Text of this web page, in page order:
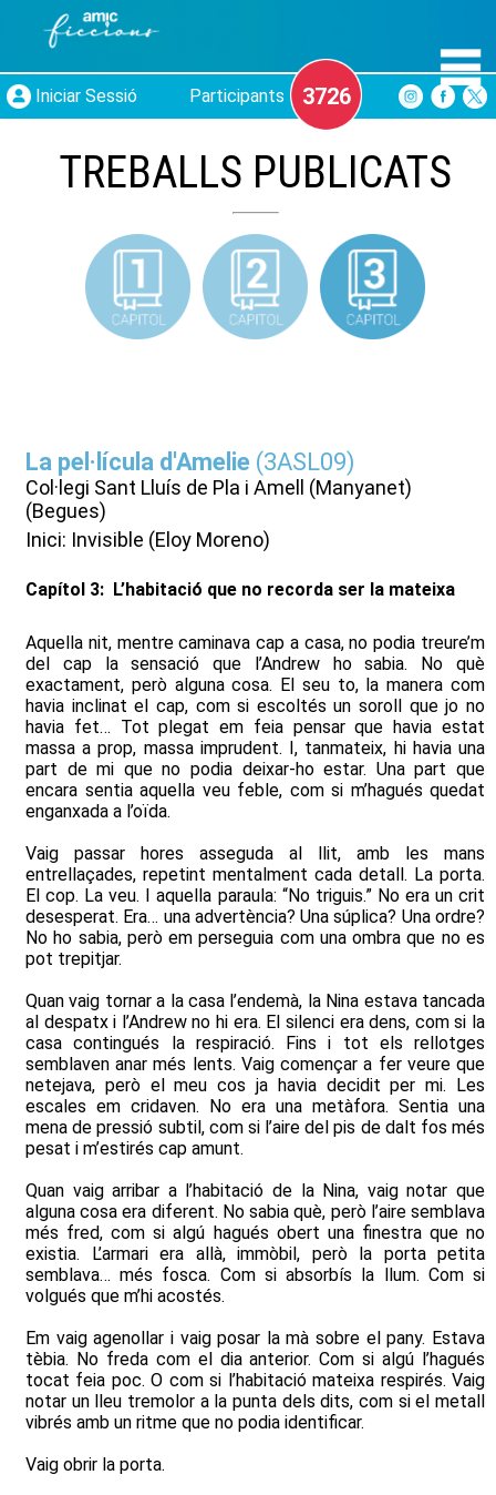
Iniciar Sessió Participants 3726
TREBALLS PUBLICATS
La pel·lícula d'Amelie (3ASL09)
Col·legi Sant Lluís de Pla i Amell (Manyanet)
(Begues)
Inici: Invisible (Eloy Moreno)
Capítol 3: L’habitació que no recorda ser la mateixa
Aquella nit, mentre caminava cap a casa, no podia treure’m
del cap la sensació que l’Andrew ho sabia. No què
exactament, però alguna cosa. El seu to, la manera com
havia inclinat el cap, com si escoltés un soroll que jo no
havia fet… Tot plegat em feia pensar que havia estat
massa a prop, massa imprudent. I, tanmateix, hi havia una
part de mi que no podia deixar-ho estar. Una part que
encara sentia aquella veu feble, com si m’hagués quedat
enganxada a l’oïda.
Vaig passar hores asseguda al llit, amb les mans
entrellaçades, repetint mentalment cada detall. La porta.
El cop. La veu. I aquella paraula: “No triguis.” No era un crit
desesperat. Era… una advertència? Una súplica? Una ordre?
No ho sabia, però em perseguia com una ombra que no es
pot trepitjar.
Quan vaig tornar a la casa l’endemà, la Nina estava tancada
al despatx i l’Andrew no hi era. El silenci era dens, com si la
casa contingués la respiració. Fins i tot els rellotges
semblaven anar més lents. Vaig començar a fer veure que
netejava, però el meu cos ja havia decidit per mi. Les
escales em cridaven. No era una metàfora. Sentia una
mena de pressió subtil, com si l’aire del pis de dalt fos més
pesat i m’estirés cap amunt.
Quan vaig arribar a l’habitació de la Nina, vaig notar que
alguna cosa era diferent. No sabia què, però l’aire semblava
més fred, com si algú hagués obert una finestra que no
existia. L’armari era allà, immòbil, però la porta petita
semblava… més fosca. Com si absorbís la llum. Com si
volgués que m’hi acostés.
Em vaig agenollar i vaig posar la mà sobre el pany. Estava
tèbia. No freda com el dia anterior. Com si algú l’hagués
tocat feia poc. O com si l’habitació mateixa respirés. Vaig
notar un lleu tremolor a la punta dels dits, com si el metall
vibrés amb un ritme que no podia identificar.
Vaig obrir la porta.